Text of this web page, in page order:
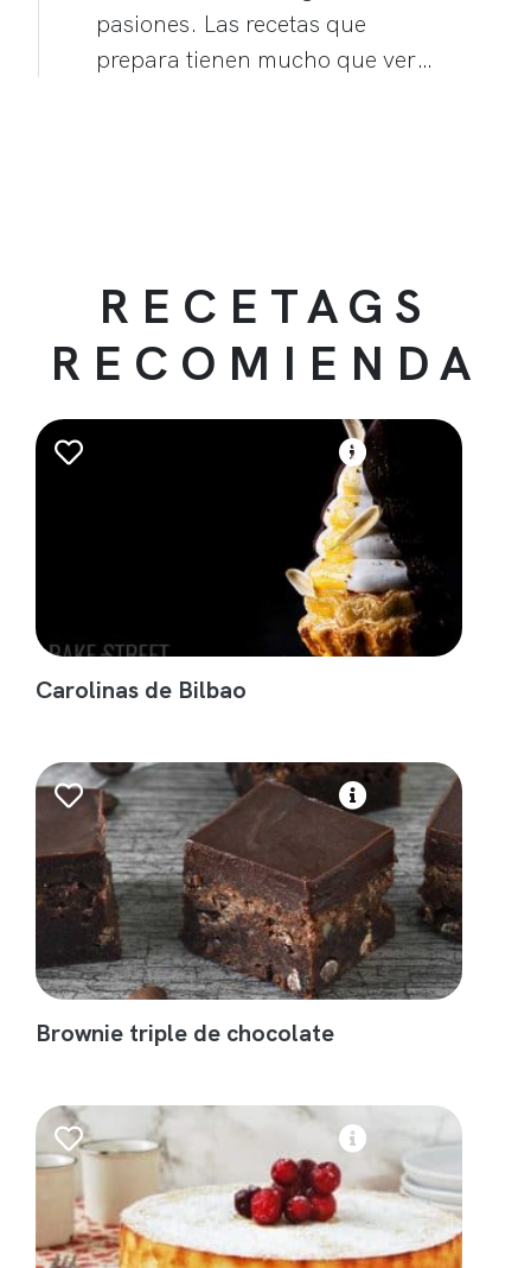
pasiones. Las recetas que
prepara tienen mucho que ver…
RECETAGS
RECOMIENDA
Carolinas de Bilbao
Brownie triple de chocolate